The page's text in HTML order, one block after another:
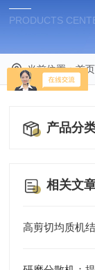
PRODUCTS
当前位置：首页
产品分
相关文
高剪切均质机